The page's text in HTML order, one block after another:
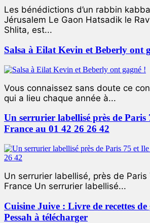
Les bénédictions d’un rabbin
Jérusalem Le Gaon Hatsadik le
Shlita, est...
Salsa à Eilat Kevin et Beberly ont
Vous connaissez sans doute ce
qui a lieu chaque année à...
Un serrurier labellisé près de Paris
France au 01 42 26 26 42
Un serrurier labellisé, près de Paris
France Un serrurier labellisé...
Cuisine Juive : Livre de recettes
Pessah à télécharger